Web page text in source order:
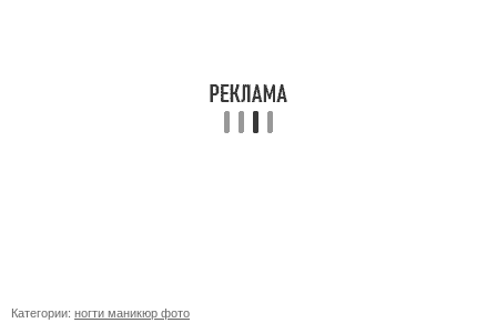
Категории: ногти маникюр фото